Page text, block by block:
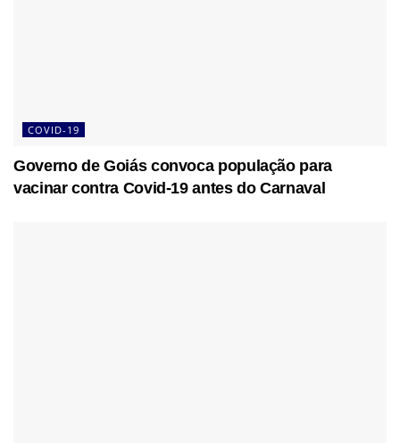
COVID-19
Governo de Goiás convoca população para
vacinar contra Covid-19 antes do Carnaval